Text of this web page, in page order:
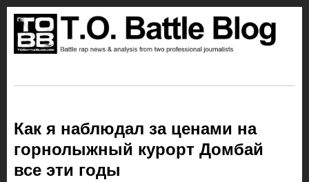
Как я наблюдал за ценами на
горнолыжный курорт Домбай
все эти годы